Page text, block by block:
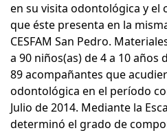
en su visita odontológica y
que éste presenta en la
CESFAM San Pedro.
a 90 niños(as) de 4 a 10 años
89 acompañantes que
odontológica en el período
Julio de 2014. Mediante la
determinó el grado de